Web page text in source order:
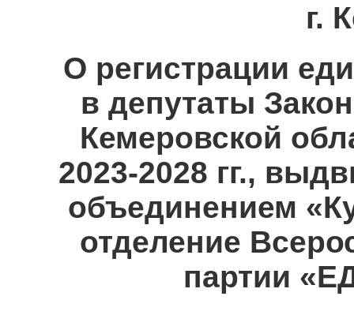
г.
О регистрации
в депутаты
Кемеровской
2023-2028 гг.,
объединением
отделение
партии